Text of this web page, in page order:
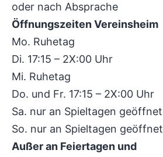
oder nach Absprache
Öffnungszeiten Vereinsheim
Mo. Ruhetag
Di. 17:15 – 2X:00 Uhr
Mi. Ruhetag
Do. und Fr. 17:15 – 2X:00 Uhr
Sa. nur an Spieltagen geöffnet
So. nur an Spieltagen geöffnet
Außer an Feiertagen und